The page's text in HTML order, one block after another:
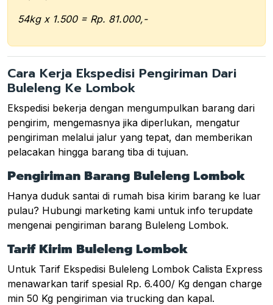
54kg x 1.500 = Rp. 81.000,-
Cara Kerja Ekspedisi Pengiriman Dari
Buleleng Ke Lombok
Ekspedisi bekerja dengan mengumpulkan barang dari
pengirim, mengemasnya jika diperlukan, mengatur
pengiriman melalui jalur yang tepat, dan memberikan
pelacakan hingga barang tiba di tujuan.
Pengiriman Barang Buleleng Lombok
Hanya duduk santai di rumah bisa kirim barang ke luar
pulau? Hubungi marketing kami untuk info terupdate
mengenai pengiriman barang Buleleng Lombok.
Tarif Kirim Buleleng Lombok
Untuk Tarif Ekspedisi Buleleng Lombok Calista Express
menawarkan tarif spesial Rp. 6.400/ Kg dengan charge
min 50 Kg pengiriman via trucking dan kapal.